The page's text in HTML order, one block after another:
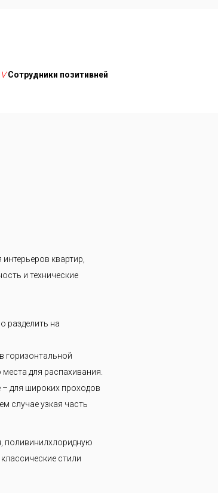
V Сотрудники позитивней
квартир,
и технические
разделить на
горизонтальной
для распахивания.
для широких проходов
случае узкая часть
поливинилхлоридную
стили